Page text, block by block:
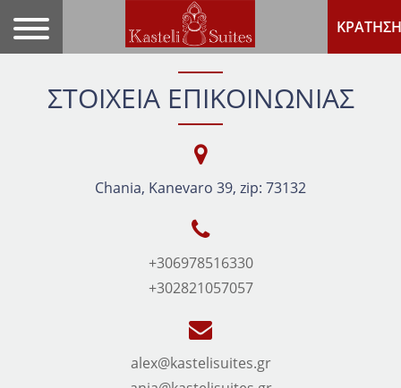
ΚΡΑΤΗΣΗ
ΣΤΟΙΧΕΙΑ ΕΠΙΚΟΙΝΩΝΙΑΣ
Chania, Kanevaro 39, zip: 73132
+306978516330
+302821057057
alex@kastelisuites.gr